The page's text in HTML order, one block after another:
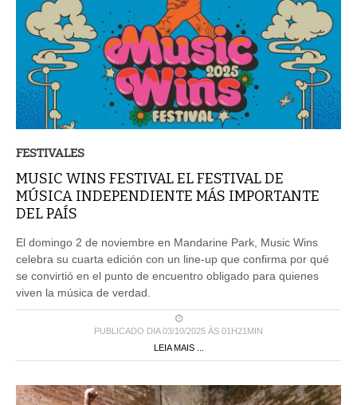
FESTIVALES
MUSIC WINS FESTIVAL EL FESTIVAL DE
MÚSICA INDEPENDIENTE MÁS IMPORTANTE
DEL PAÍS
El domingo 2 de noviembre en Mandarine Park, Music Wins
celebra su cuarta edición con un line-up que confirma por qué
se convirtió en el punto de encuentro obligado para quienes
viven la música de verdad.
PUBLICADO DIA 03/10/2025 ÀS 01H21MIN
LEIA MAIS ...